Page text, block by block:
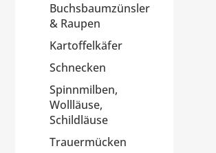
Buchsbaumzünsler
& Raupen
Kartoffelkäfer
Schnecken
Spinnmilben,
Wollläuse,
Schildläuse
Trauermücken